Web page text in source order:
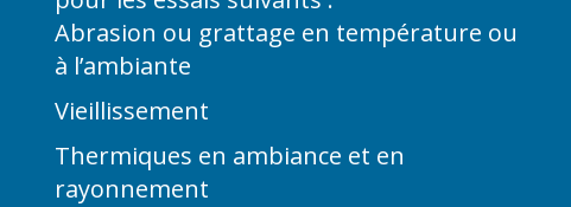
Abrasion ou grattage en température ou
à l’ambiante
Vieillissement
Thermiques en ambiance et en
rayonnement